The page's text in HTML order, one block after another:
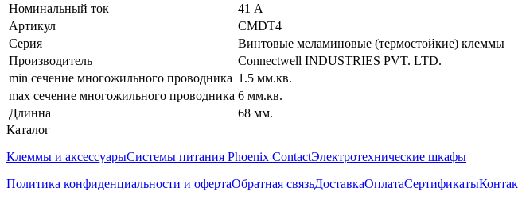
Номинальный ток
41 А
Артикул
CMDT4
Серия
Винтовые меламиновые (термостойкие) клеммы
Производитель
Connectwell INDUSTRIES PVT. LTD.
min сечение многожильного проводника 1.5 мм.кв.
max сечение многожильного проводника 6 мм.кв.
Длинна
68 мм.
Каталог
Клеммы и аксессуарыСистемы питания Phoenix ContactЭлектротехнические шкафы
Политика конфиденциальности и офертаОбратная связьДоставкаОплатаСертификаты